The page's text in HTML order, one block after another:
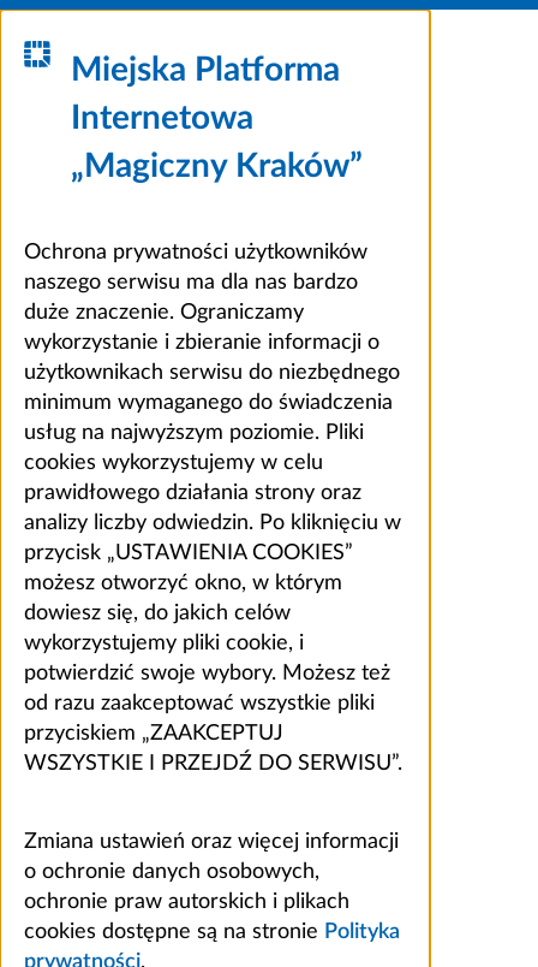
Miejska Platforma
Internetowa
„Magiczny Kraków”
Ochrona prywatności użytkowników
naszego serwisu ma dla nas bardzo
duże znaczenie. Ograniczamy
wykorzystanie i zbieranie informacji o
użytkownikach serwisu do niezbędnego
minimum wymaganego do świadczenia
usług na najwyższym poziomie. Pliki
cookies wykorzystujemy w celu
prawidłowego działania strony oraz
analizy liczby odwiedzin. Po kliknięciu w
przycisk „USTAWIENIA COOKIES”
możesz otworzyć okno, w którym
dowiesz się, do jakich celów
wykorzystujemy pliki cookie, i
potwierdzić swoje wybory. Możesz też
od razu zaakceptować wszystkie pliki
przyciskiem „ZAAKCEPTUJ
WSZYSTKIE I PRZEJDŹ DO SERWISU”.
Zmiana ustawień oraz więcej informacji
o ochronie danych osobowych,
ochronie praw autorskich i plikach
cookies dostępne są na stronie Polityka
prywatności.